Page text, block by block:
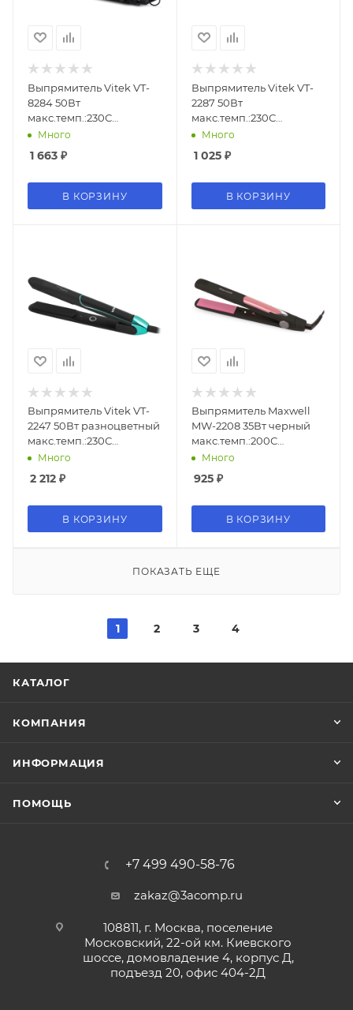
Выпрямитель Vitek VT-
8284 50Вт
макс.темп.:230С
покрытие:керамико-
Много
1 663 ₽
В КОРЗИНУ
Выпрямитель Vitek VT-
2287 50Вт
макс.темп.:230С
покрытие:керамическое
Много
1 025₽
В КОРЗИНУ
Выпрямитель Vitek VT-
2247 50Вт разноцветный
макс.темп.:230С
покрытие:керамико-
Много
2 212 ₽
В КОРЗИНУ
Выпрямитель Maxwell
MW-2208 35Вт черный
макс.темп.:200С
покрытие:керамическое
Много
925₽
В КОРЗИНУ
ПОКАЗАТЬ ЕЩЕ
1 2 3 4
КАТАЛОГ
КОМПАНИЯ
ИНФОРМАЦИЯ
ПОМОЩЬ
+7 499 490-58-76
zakaz@3acomp.ru
108811, г. Москва, поселение
Московский, 22-ой км. Киевского
шоссе, домовладение 4, корпус Д,
подъезд 20, офис 404-2Д